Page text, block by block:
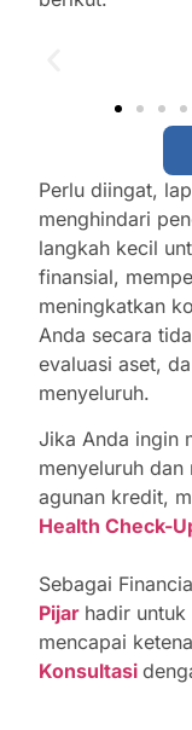
Perlu diingat,
menghindari
langkah kecil
finansial,
meningkatkan
Anda secara
evaluasi aset,
menyeluruh.
Jika Anda ingin
menyeluruh
agunan kredit,
Health Check-
Sebagai
Pijar hadir
mencapai
Konsultasi